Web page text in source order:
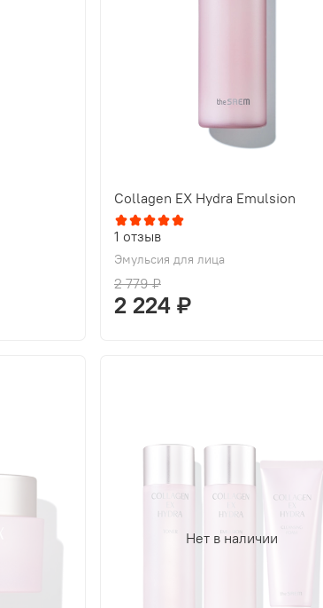
Collagen EX Hydra Emulsion
1 отзыв
Эмульсия для лица
2 779 ₽
2 224 ₽
Нет в наличии